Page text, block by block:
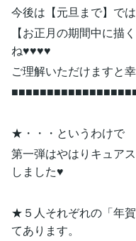
今後は【元旦まで】では
【お正月の期間中に描
ね♥♥♥♥
ご理解いただけますと
★・・・というわけで
第一弾はやはりキュア
しました♥
★５人それぞれの「年
てあります。